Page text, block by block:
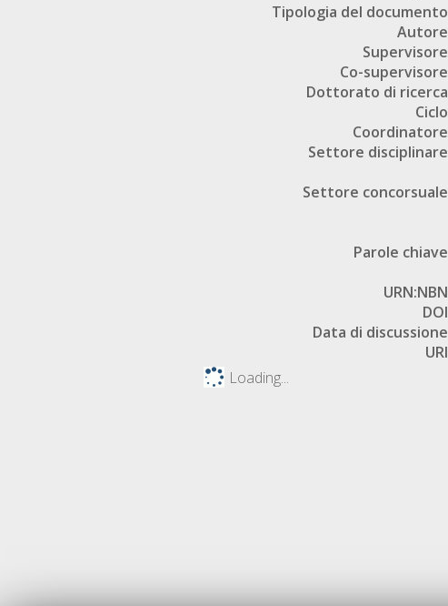
Tipologia del documento
Autore
Supervisore
Co-supervisore
Dottorato di ricerca
Ciclo
Coordinatore
Settore disciplinare
Settore concorsuale
Parole chiave
URN:NBN
DOI
Data di discussione
URI
Loading...